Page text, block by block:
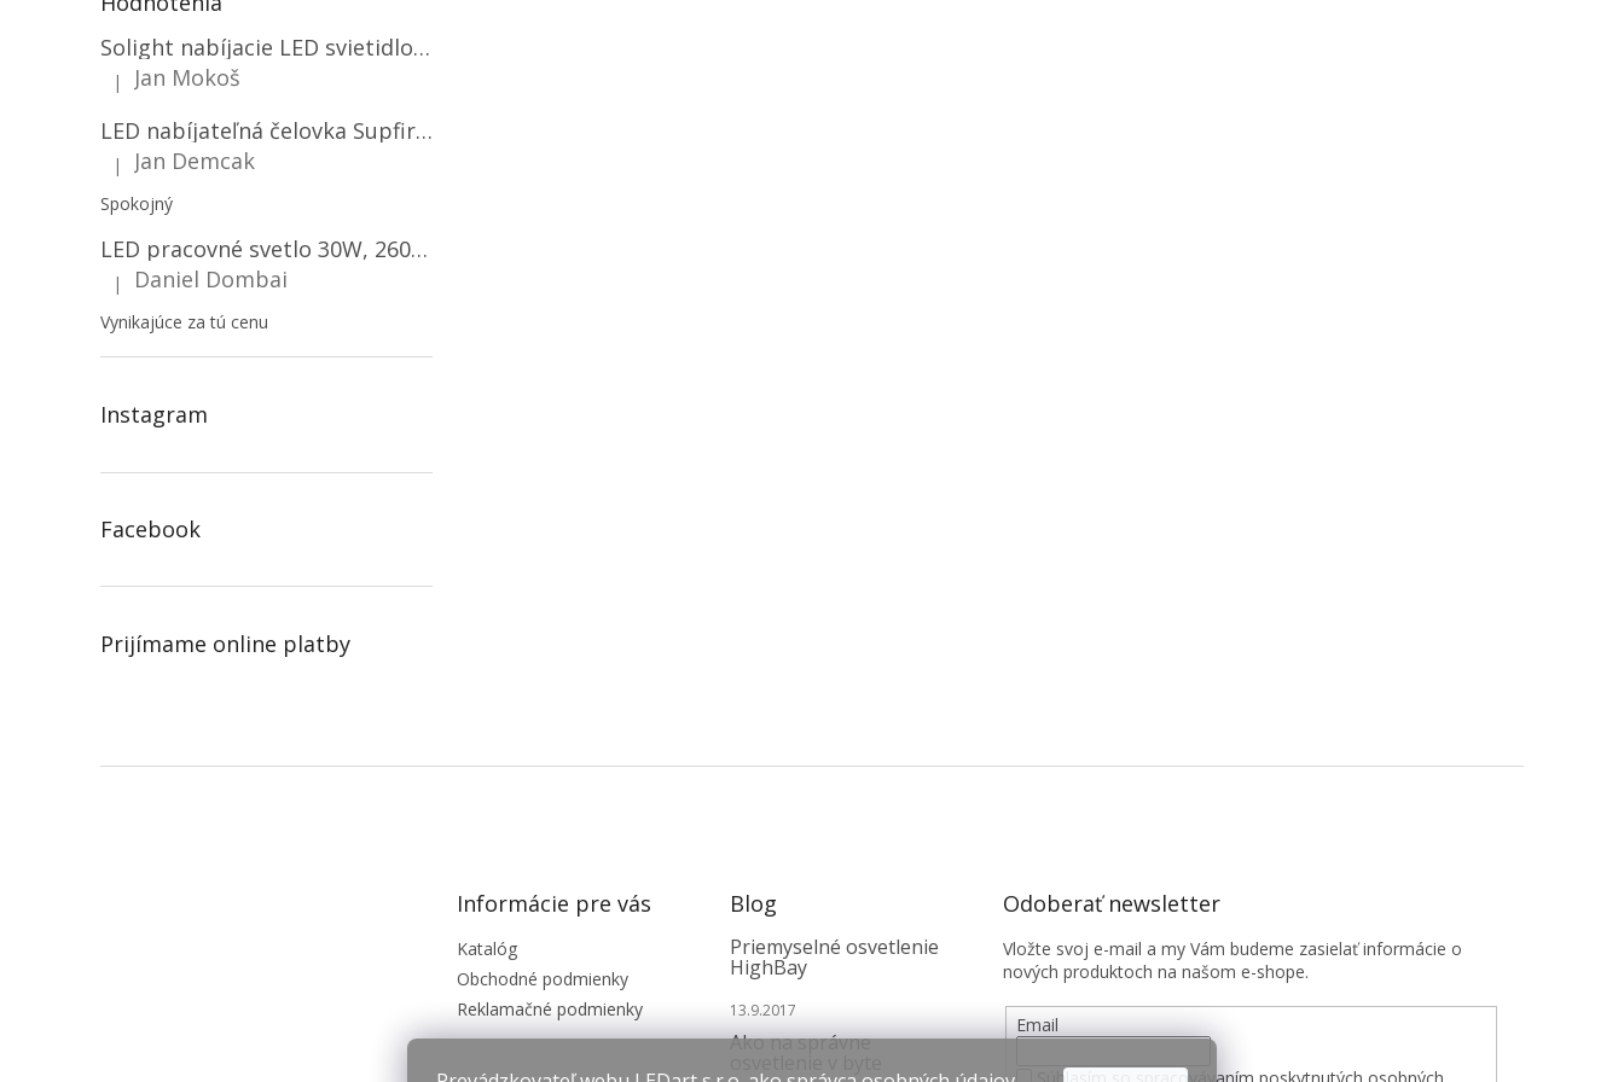
Solight nabíjacie LED svietidlo, 600lm, 2200mAh Li-Ion, USB nabíjanie [WN22]
Hodnotenie produktu je 5 z 5 hviezdičiek.
|
Jan Mokoš
LED nabíjateľná čelovka Supfire HL06, 3 módy + SOS + senzor, nabíjanie cez Micro-USB, 5W, 500lm, 300m
Hodnotenie produktu je 5 z 5 hviezdičiek.
| Jan Demcak
Spokojný
LED pracovné svetlo 30W, 2600LM, 12V/24V, IP67/2-PACK! [LB0087]
Hodnotenie produktu je 5 z 5 hviezdičiek.
| Daniel Dombai
Vynikajúce za tú cenu
Instagram
Facebook
Prijímame online platby
Informácie pre vás
Katalóg
Obchodné podmienky
Reklamačné podmienky
Blog
Priemyselné osvetlenie
HighBay
13.9.2017
Ako na správne
Odoberať newsletter
Vložte svoj e-mail a my Vám budeme zasielať informácie o
nových produktoch na našom e-shope.
Email